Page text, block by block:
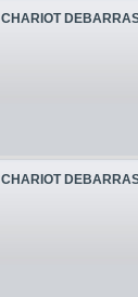
CHARIOT
CHARIOT